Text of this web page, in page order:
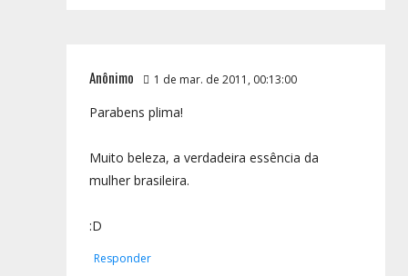
Anônimo 1 de mar. de 2011, 00:13:00
Parabens plima!
Muito beleza, a verdadeira essência da
mulher brasileira.
:D
Responder